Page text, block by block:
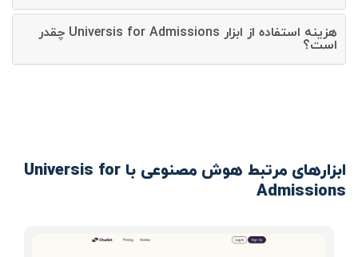
هزینه استفاده از ابزار Universis for Admissions چقدر
است؟
ابزارهای مرتبط هوش مصنوعی با Universis for
Admissions